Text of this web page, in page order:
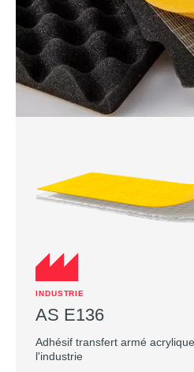
INDUSTRIE
AS E136
Adhésif transfert armé
l'industrie